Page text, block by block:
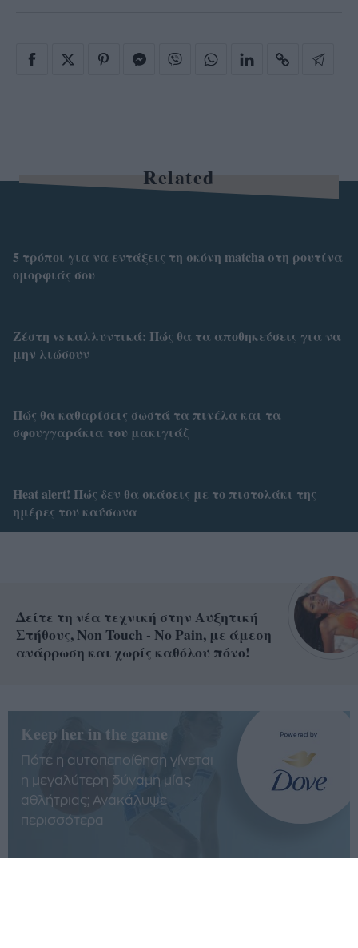
Related
5 τρόποι για να εντάξεις τη σκόνη matcha στη ρουτίνα
ομορφιάς σου
Ζέστη vs καλλυντικά: Πώς θα τα αποθηκεύσεις για να
μην λιώσουν
Πώς θα καθαρίσεις σωστά τα πινέλα και τα
σφουγγαράκια του μακιγιάζ
Heat alert! Πώς δεν θα σκάσεις με το πιστολάκι της
ημέρες του καύσωνα
Δείτε τη νέα τεχνική στην Αυξητική
Στήθους, Non Touch - No Pain, με άμεση
ανάρρωση και χωρίς καθόλου πόνο!
Keep her in the game
Πότε η αυτοπεποίθηση γίνεται
η μεγαλύτερη δύναμη μίας
αθλήτριας; Ανακάλυψε
περισσότερα